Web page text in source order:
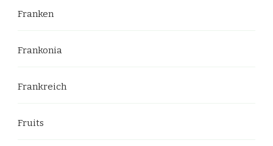
Franken
Frankonia
Frankreich
Fruits